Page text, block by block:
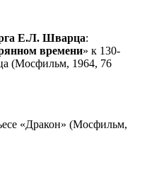
Е.Л. Шварца:
времени» к 130-
(Мосфильм, 1964, 76
«Дракон» (Мосфильм,